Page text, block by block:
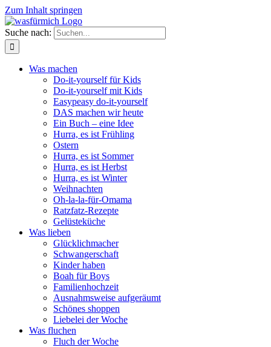
Zum Inhalt springen
Suche nach:
Was machen
Do-it-yourself für Kids
Do-it-yourself mit Kids
Easypeasy do-it-yourself
DAS machen wir heute
Ein Buch – eine Idee
Hurra, es ist Frühling
Ostern
Hurra, es ist Sommer
Hurra, es ist Herbst
Hurra, es ist Winter
Weihnachten
Oh-la-la-für-Omama
Ratzfatz-Rezepte
Gelüsteküche
Was lieben
Glücklichmacher
Schwangerschaft
Kinder haben
Boah für Boys
Familienhochzeit
Ausnahmsweise aufgeräumt
Schönes shoppen
Liebelei der Woche
Was fluchen
Fluch der Woche